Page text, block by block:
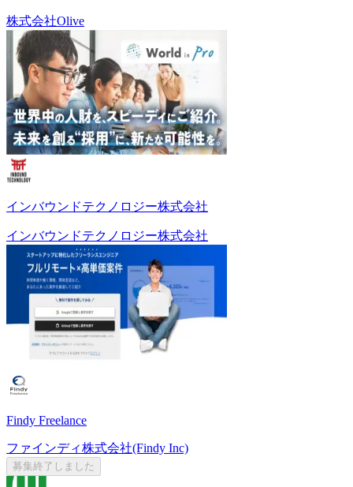
株式会社Olive
インバウンドテクノロジー株式会社
インバウンドテクノロジー株式会社
Findy Freelance
ファインディ株式会社(Findy Inc)
募集終了しました